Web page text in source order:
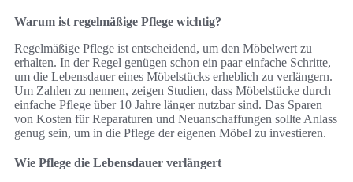
Warum ist regelmäßige Pflege wichtig?
Regelmäßige Pflege ist entscheidend, um den Möbelwert zu
erhalten. In der Regel genügen schon ein paar einfache Schritte,
um die Lebensdauer eines Möbelstücks erheblich zu verlängern.
Um Zahlen zu nennen, zeigen Studien, dass Möbelstücke durch
einfache Pflege über 10 Jahre länger nutzbar sind. Das Sparen
von Kosten für Reparaturen und Neuanschaffungen sollte Anlass
genug sein, um in die Pflege der eigenen Möbel zu investieren.
Wie Pflege die Lebensdauer verlängert